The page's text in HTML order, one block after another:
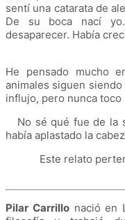
sentí una catarata de
De su boca nací
desaparecer. Había
He pensado mucho
animales siguen
influjo, pero nunca toco
No sé qué fue de la
había aplastado la
Este relato
Pilar Carrillonació en